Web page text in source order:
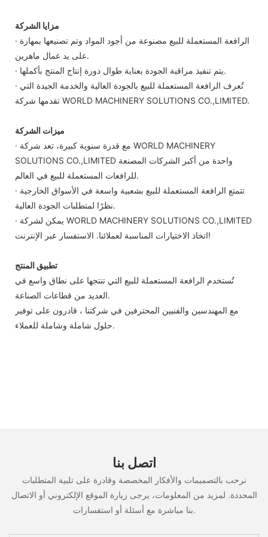
مزايا الشركة
· الرافعة المستعملة للبيع مصنوعة من أجود المواد وتم تصنيعها بمهارة
على يد عمال ماهرين.
· يتم تنفيذ مراقبة الجودة بعناية طوال دورة إنتاج المنتج بأكملها.
· تُعرف الرافعة المستعملة للبيع بالجودة العالية والخدمة الجيدة التي
تقدمها شركة WORLD MACHINERY SOLUTIONS CO.,LIMITED.
ميزات الشركة
· مع قدرة سنوية كبيرة، تعد شركة WORLD MACHINERY
SOLUTIONS CO.,LIMITED واحدة من أكبر الشركات المصنعة
للرافعات المستعملة للبيع في العالم.
· تتمتع الرافعة المستعملة للبيع بشعبية واسعة في الأسواق الخارجية
نظرًا لمتطلبات الجودة العالية.
· يمكن لشركة WORLD MACHINERY SOLUTIONS CO.,LIMITED
اتخاذ الاختيارات المناسبة لعملائنا. الاستفسار عبر الإنترنت!
تطبيق المنتج
تُستخدم الرافعة المستعملة للبيع التي تنتجها على نطاق واسع في
العديد من قطاعات الصناعة.
مع المهندسين والفنيين المحترفين في شركتنا ، قادرون على توفير
حلول شاملة وشاملة للعملاء.
اتصل بنا
نرحب بالتصميمات والأفكار المخصصة وقادرة على تلبية المتطلبات
المحددة. لمزيد من المعلومات، يرجى زيارة الموقع الإلكتروني أو الاتصال
بنا مباشرة مع أسئلة أو استفسارات.